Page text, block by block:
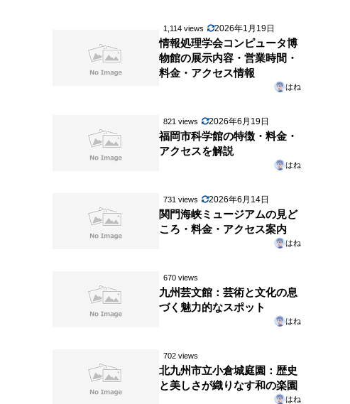
1,114 views 2026年1月19日
情報処理学会コンピュータ博
物館の展示内容・営業時間・
料金・アクセス情報
はね
821 views 2026年6月19日
福岡市科学館の特徴・料金・
アクセスを解説
はね
731 views 2026年6月14日
関門海峡ミュージアムの見ど
ころ・料金・アクセス案内
はね
670 views
九州芸文館：芸術と文化の息
づく魅力的なスポット
はね
702 views
北九州市立小倉城庭園：歴史
と美しさが織りなす和の楽園
はね